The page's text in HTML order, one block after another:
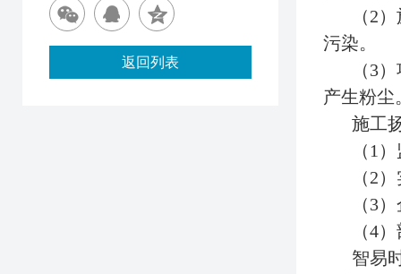
（2
污染。
（3
产生粉尘
施工
（1
（2
（3
（4
智易
返回列表